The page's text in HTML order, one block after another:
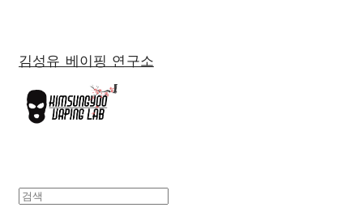
김성유 베이핑 연구소